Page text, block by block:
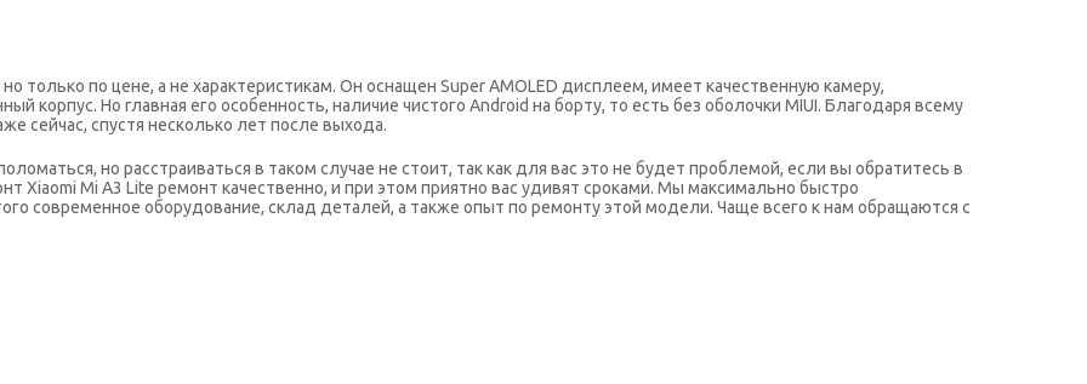
только по цене, а не характеристикам. Он оснащен Super AMOLED дисплеем, имеет качественную камеру,
корпус. Но главная его особенность, наличие чистого Android на борту, то есть без оболочки MIUI. Благодаря всему
сейчас, спустя несколько лет после выхода.
но расстраиваться в таком случае не стоит, так как для вас это не будет проблемой, если вы обратитесь в
Xiaomi Mi A3 Lite ремонт качественно, и при этом приятно вас удивят сроками. Мы максимально быстро
современное оборудование, склад деталей, а также опыт по ремонту этой модели. Чаще всего к нам обращаются с